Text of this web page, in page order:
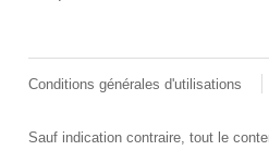
Conditions générales d'utilisations
Sauf indication contraire, tout le